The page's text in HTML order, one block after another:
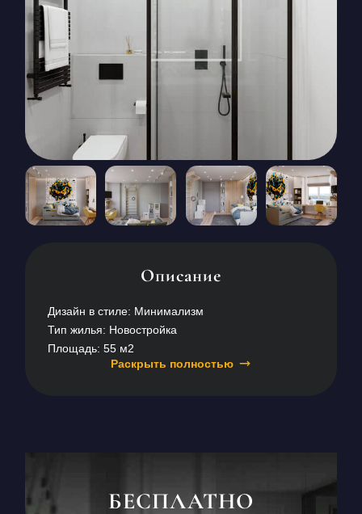
БЛОГ
RU UK
+380671500551
Заказать звонок сейчас
Описание
Дизайн в стиле: Минимализм
Тип жилья: Новостройка
Площадь: 55 м2
Раскрыть полностью
БЕСПЛАТНО